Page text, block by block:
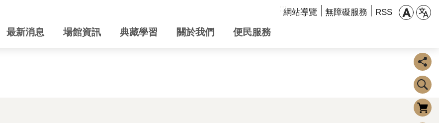
:::網站導覽 無障礙服務 RSS
最新消息 場館資訊 典藏學習 關於我們 便民服務